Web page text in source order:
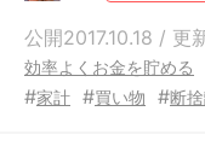
公開2017.10.18 / 更
効率よくお金を貯める
#家計 #買い物 #断